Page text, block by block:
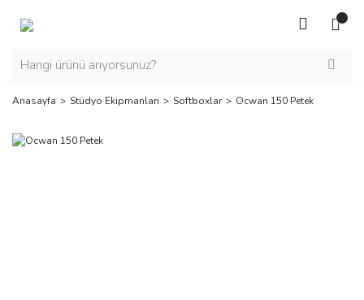
Anasayfa Stüdyo Ekipmanları Softboxlar Ocwan 150 Petek